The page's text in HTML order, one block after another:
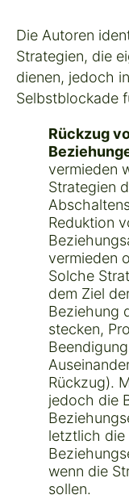
Die Autoren
Strategien, die
dienen, jedoch
Selbstblockade
Rückzug
vermieden
Strategien
Reduktion
vermieden
Solche
dem Ziel
Beziehung
stecken,
Rückzug).
jedoch die
letztlich die
wenn die
sollen.